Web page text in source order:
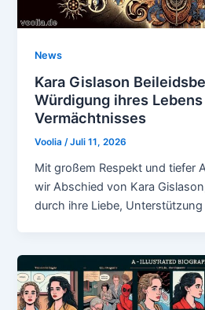
News
Kara Gislason
Würdigung ihres
Vermächtnisses
Voolia/Juli 11, 2026
Mit großem Respekt und tiefer
wir Abschied von Kara
durch ihre Liebe, Unterstützung